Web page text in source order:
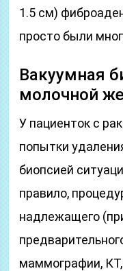
1.5 см)
просто были
Вакуумная
молочной
У пациенток с
попытки
биопсией
правило,
надлежащего
маммографии,